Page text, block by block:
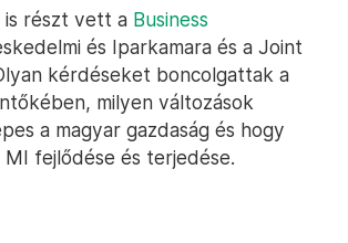
is részt vett a Business
és Iparkamara és a Joint
kérdéseket boncolgattak a
milyen változások
a magyar gazdaság és hogy
fejlődése és terjedése.